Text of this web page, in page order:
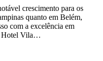
crescimento para os
quanto em Belém,
com a excelência em
Hotel Vila…